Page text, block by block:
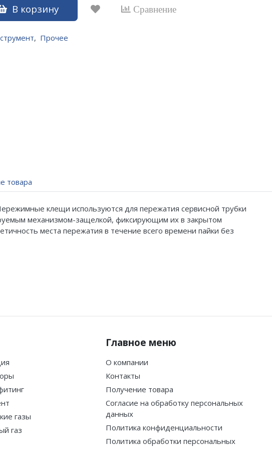
В корзину Сравнение
, Прочее
товара
клещи используются для пережатия сервисной трубки
механизмом-защелкой, фиксирующим их в закрытом
места пережатия в течение всего времени пайки без
газы
газ
Главное меню
О компании
Контакты
Получение товара
Согласие на обработку персональных
данных
Политика конфиденциальности
Политика обработки персональных